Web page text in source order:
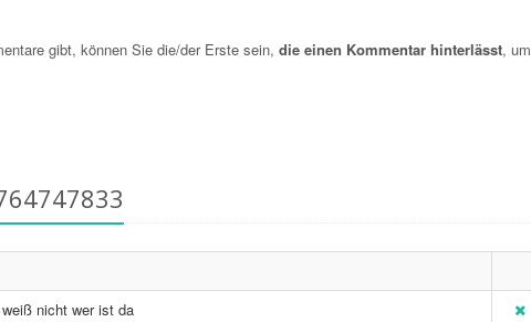
gibt, können Sie die/der Erste sein, die einen Kommentar hinterlässt, um
nicht wer ist da